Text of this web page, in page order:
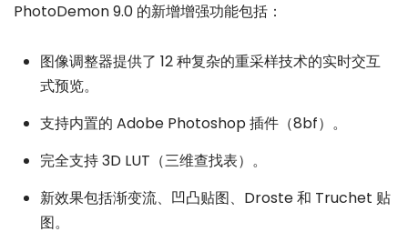
PhotoDemon 9.0 的新增增强功能包括：
图像调整器提供了 12 种复杂的重采样技术的实时交互
式预览。
支持内置的 Adobe Photoshop 插件（8bf）。
完全支持 3D LUT（三维查找表）。
新效果包括渐变流、凹凸贴图、Droste 和 Truchet 贴
图。